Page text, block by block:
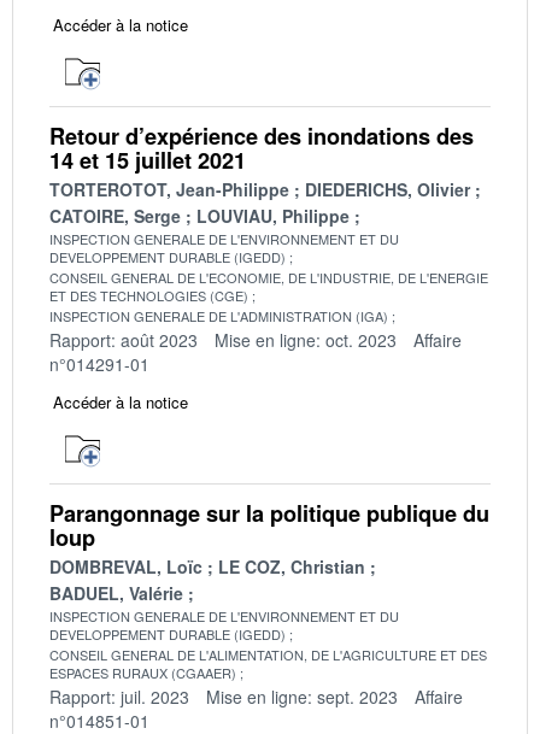
Accéder à la notice
Retour d’expérience des inondations des
14 et 15 juillet 2021
TORTEROTOT, Jean-Philippe
DIEDERICHS, Olivier
CATOIRE, Serge
LOUVIAU, Philippe
INSPECTION GENERALE DE L'ENVIRONNEMENT ET DU
DEVELOPPEMENT DURABLE (IGEDD)
CONSEIL GENERAL DE L'ECONOMIE, DE L'INDUSTRIE, DE L'ENERGIE
ET DES TECHNOLOGIES (CGE)
INSPECTION GENERALE DE L'ADMINISTRATION (IGA)
Rapport: août 2023 Mise en ligne: oct. 2023
Affaire
n°014291-01
Accéder à la notice
Parangonnage sur la politique publique du
loup
DOMBREVAL, Loïc
LE COZ, Christian
BADUEL, Valérie
INSPECTION GENERALE DE L'ENVIRONNEMENT ET DU
DEVELOPPEMENT DURABLE (IGEDD)
CONSEIL GENERAL DE L'ALIMENTATION, DE L'AGRICULTURE ET DES
ESPACES RURAUX (CGAAER)
Rapport: juil. 2023 Mise en ligne: sept. 2023
Affaire
n°014851-01